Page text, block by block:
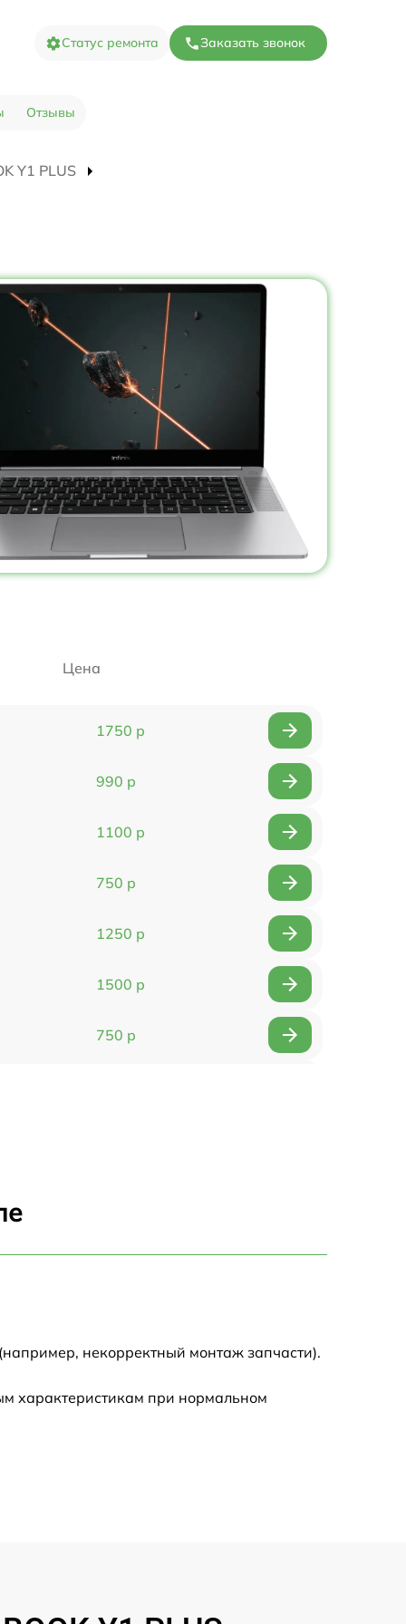
Статус ремонта Заказать звонок
Отзывы
Y1 PLUS
Цена
1750 р
990 р
1100 р
750 р
1250 р
1500 р
750 р
1400 р
некорректный монтаж запчасти).
характеристикам при нормальном